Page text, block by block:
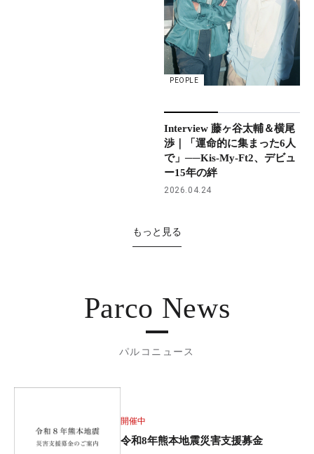
PEOPLE
Interview 藤ヶ谷太輔＆横尾
渉｜「運命的に集まった6人
で」──Kis-My-Ft2、デビュ
ー15年の絆
2026.04.24
もっと見る
Parco News
パルコニュース
開催中
令和8年熊本地震災害支援募金